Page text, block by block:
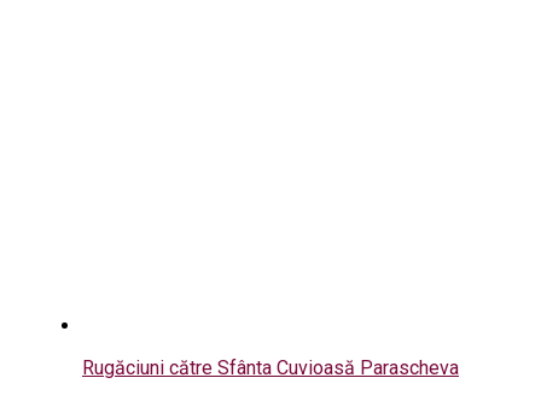
Rugăciuni către Sfânta Cuvioasă Parascheva